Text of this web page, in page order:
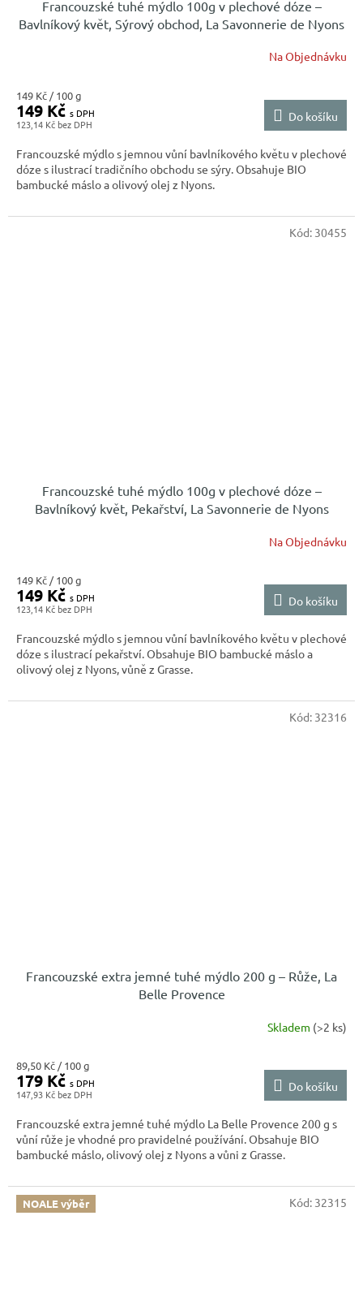
Francouzské tuhé mýdlo 100g v plechové dóze –
Bavlníkový květ, Sýrový obchod, La Savonnerie de Nyons
Na Objednávku
123,14 Kč
149 Kč
Měrná
cena:
149 Kč / 100 g
Do košíku
Francouzské mýdlo s jemnou vůní bavlníkového květu v plechové
dóze s ilustrací tradičního obchodu se sýry. Obsahuje BIO
bambucké máslo a olivový olej z Nyons.
Francouzské tuhé mýdlo 100g v plechové dóze –
Bavlníkový květ, Pekařství, La Savonnerie de Nyons
Na Objednávku
123,14 Kč
149 Kč
Měrná
cena:
149 Kč / 100 g
Do košíku
Francouzské mýdlo s jemnou vůní bavlníkového květu v plechové
dóze s ilustrací pekařství. Obsahuje BIO bambucké máslo a
olivový olej z Nyons, vůně z Grasse.
Kód: 30455
Francouzské extra jemné tuhé mýdlo 200 g – Růže, La
Belle Provence
Skladem (>2 ks)
147,93 Kč
179 Kč
Měrná
cena:
89,50 Kč / 100 g
Do košíku
Francouzské extra jemné tuhé mýdlo La Belle Provence 200 g s
vůní růže je vhodné pro pravidelné používání. Obsahuje BIO
bambucké máslo, olivový olej z Nyons a vůni z Grasse.
Kód: 32316
NOALE výběr Kód: 32315